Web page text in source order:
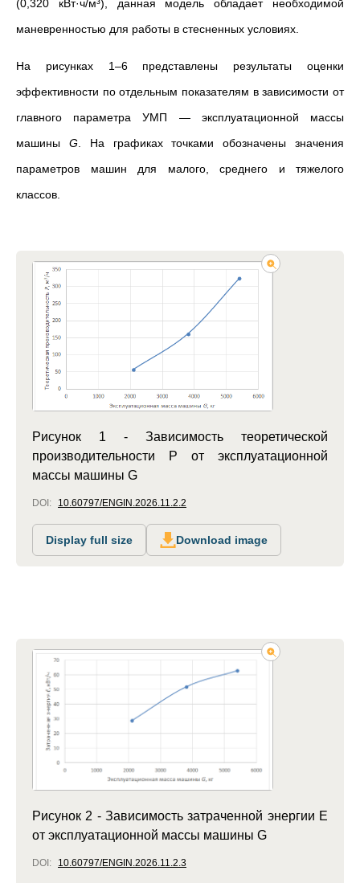
(0,320 кВт·ч/м³), данная модель обладает необходимой
маневренностью для работы в стесненных условиях.
На рисунках 1–6 представлены результаты оценки
эффективности по отдельным показателям в зависимости от
главного параметра УМП —эксплуатационной массы
машины G. На графиках точками обозначены значения
параметров машин для малого, среднего и тяжелого
классов.
Рисунок 1 - Зависимость теоретической
производительности P от эксплуатационной
массы машины G
DOI: 10.60797/ENGIN.2026.11.2.2
Display full size Download image
Рисунок 2 - Зависимость затраченной энергии Е
от эксплуатационной массы машины G
DOI: 10.60797/ENGIN.2026.11.2.3